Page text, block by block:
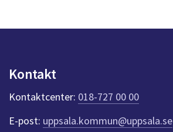
n
k
t
e
r
f
Kontakt
Kontaktcenter: 018-727 00 00
E-post: uppsala.kommun@uppsala.se